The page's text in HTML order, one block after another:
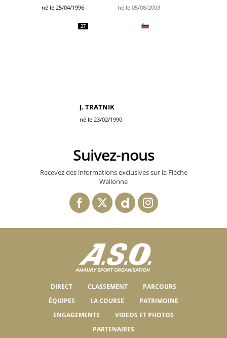
né le 25/04/1996 né le 05/08/2003
27
J. TRATNIK
né le 23/02/1990
Suivez-nous
Recevez des informations exclusives sur la Flèche
Wallonne
DIRECT CLASSEMENT
PARCOURS
ÉQUIPES
LA COURSE
PATRIMOINE
ENGAGEMENTS
VIDEOS ET PHOTOS
PARTENAIRES